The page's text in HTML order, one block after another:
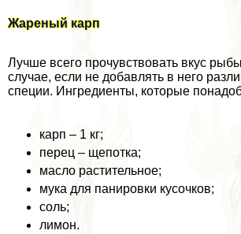
Жареный карп
Лучше всего прочувствовать вкус
случае, если не добавлять в него
специи. Ингредиенты, которые
карп – 1 кг;
перец – щепотка;
масло растительное;
мука для панировки кусочков;
соль;
лимон.